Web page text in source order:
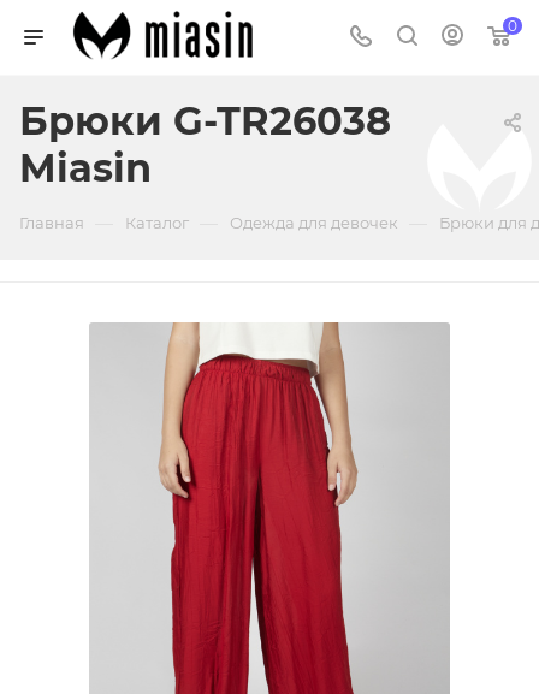
0
Брюки G-TR26038
Miasin
Главная Каталог Одежда для девочек Брюки для